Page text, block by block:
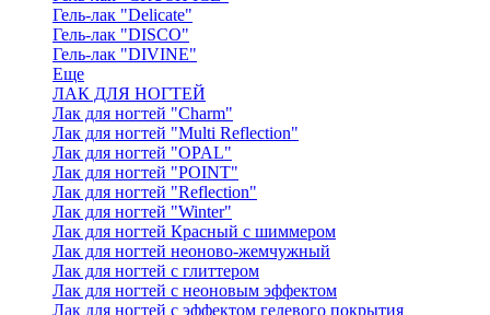
Гель-лак "Delicate"
Гель-лак "DISCO"
Гель-лак "DIVINE"
Еще
ЛАК ДЛЯ НОГТЕЙ
Лак для ногтей "Charm"
Лак для ногтей "Multi Reflection"
Лак для ногтей "OPAL"
Лак для ногтей "POINT"
Лак для ногтей "Reflection"
Лак для ногтей "Winter"
Лак для ногтей Красный с шиммером
Лак для ногтей неоново-жемчужный
Лак для ногтей с глиттером
Лак для ногтей с неоновым эффектом
Лак для ногтей с эффектом гелевого покрытия